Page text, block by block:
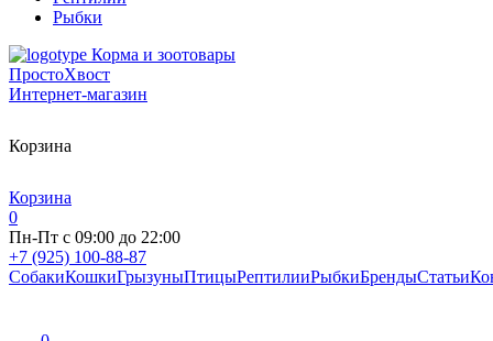
Рыбки
Корма и зоотовары
ПростоХвост
Интернет-магазин
Корзина
Корзина
0
Пн-Пт с 09:00 до 22:00
+7 (925) 100-88-87
СобакиКошкиГрызуныПтицыРептилииРыбкиБрендыСтатьи